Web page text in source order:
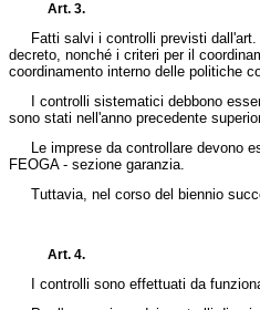
Art. 3.
Fatti salvi i controlli previsti dall'art.
decreto, nonché i criteri per il
coordinamento interno delle politiche
I controlli sistematici debbono
sono stati nell'anno precedente
Le imprese da controllare devono
FEOGA - sezione garanzia.
Tuttavia, nel corso del biennio
Art. 4.
I controlli sono effettuati da